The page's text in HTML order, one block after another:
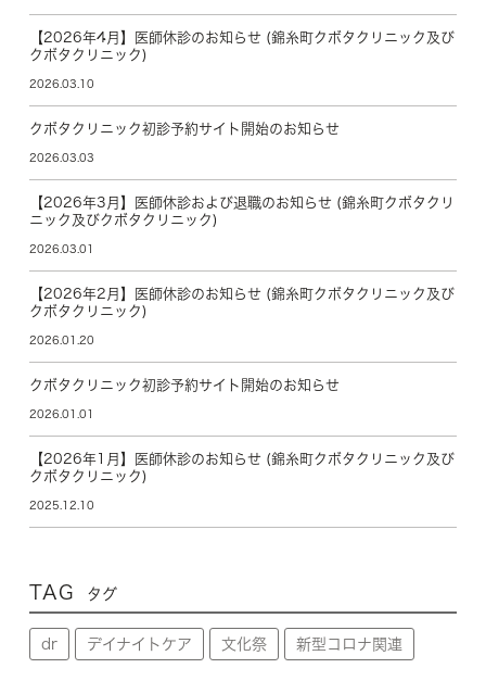
【2026年4月】医師休診のお知らせ (錦糸町クボタクリニック及び
クボタクリニック)
2026.03.10
クボタクリニック初診予約サイト開始のお知らせ
2026.03.03
【2026年3月】医師休診および退職のお知らせ (錦糸町クボタクリ
ニック及びクボタクリニック)
2026.03.01
【2026年2月】医師休診のお知らせ (錦糸町クボタクリニック及び
クボタクリニック)
2026.01.20
クボタクリニック初診予約サイト開始のお知らせ
2026.01.01
【2026年1月】医師休診のお知らせ (錦糸町クボタクリニック及び
クボタクリニック)
2025.12.10
TAG タグ
dr デイナイトケア 文化祭 新型コロナ関連